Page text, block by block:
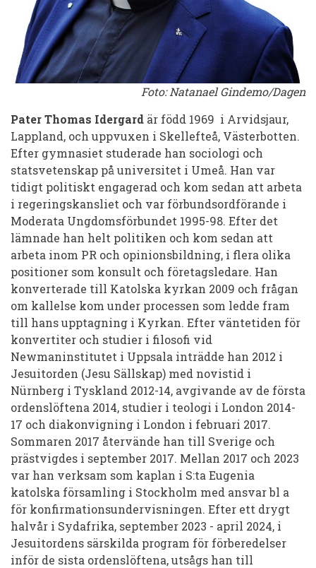
Foto: Natanael Gindemo/Dagen
Pater Thomas Idergard är född 1969 i Arvidsjaur,
Lappland, och uppvuxen i Skellefteå, Västerbotten.
Efter gymnasiet studerade han sociologi och
statsvetenskap på universitet i Umeå. Han var
tidigt politiskt engagerad och kom sedan att arbeta
i regeringskansliet och var förbundsordförande i
Moderata Ungdomsförbundet 1995-98. Efter det
lämnade han helt politiken och kom sedan att
arbeta inom PR och opinionsbildning, i flera olika
positioner som konsult och företagsledare. Han
konverterade till Katolska kyrkan 2009 och frågan
om kallelse kom under processen som ledde fram
till hans upptagning i Kyrkan. Efter väntetiden för
konvertiter och studier i filosofi vid
Newmaninstitutet i Uppsala inträdde han 2012 i
Jesuitorden (Jesu Sällskap) med novistid i
Nürnberg i Tyskland 2012-14, avgivande av de första
ordenslöftena 2014, studier i teologi i London 2014-
17 och diakonvigning i London i februari 2017.
Sommaren 2017 återvände han till Sverige och
prästvigdes i september 2017. Mellan 2017 och 2023
var han verksam som kaplan i S:ta Eugenia
katolska församling i Stockholm med ansvar bl a
för konfirmationsundervisningen. Efter ett drygt
halvår i Sydafrika, september 2023 - april 2024, i
Jesuitordens särskilda program för förberedelser
inför de sista ordenslöftena, utsågs han till